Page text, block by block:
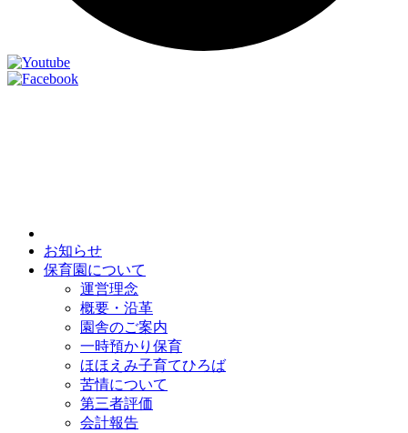
お知らせ
保育園について
運営理念
概要・沿革
園舎のご案内
一時預かり保育
ほほえみ子育てひろば
苦情について
第三者評価
会計報告